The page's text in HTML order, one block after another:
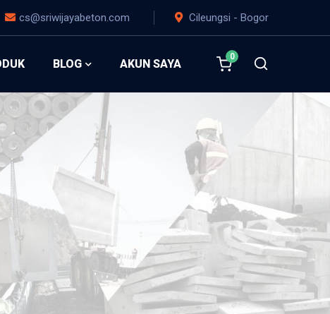
cs@sriwijayabeton.com Cileungsi - Bogor
BLOG AKUN SAYA
0